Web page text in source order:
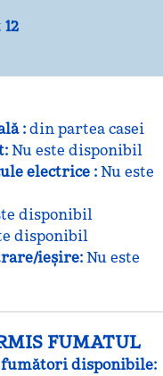
12
: din partea casei
: Nu este disponibil
electrice : Nu este
disponibil
disponibil
ieșire: Nu este
FUMATUL
disponibile: